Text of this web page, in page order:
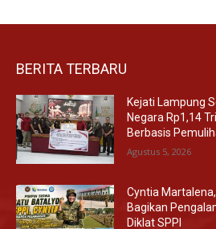
BERITA TERBARU
Kejati Lampung
Negara Rp1,14
Berbasis
Agustus 5, 2026
Cyntia
Bagikan
Diklat SPPI